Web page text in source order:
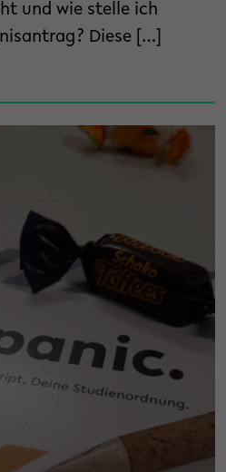
und wie stelle ich
Diese […]